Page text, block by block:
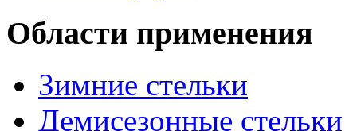
Области применения
Зимние стельки
Демисезонные стельки